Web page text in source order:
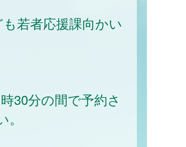
若者応援課向かい
30分の間で予約さ